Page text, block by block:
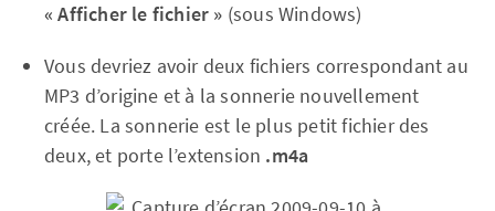
« Afficher le fichier » (sous Windows)
Vous devriez avoir deux fichiers correspondant au
MP3 d’origine et à la sonnerie nouvellement
créée. La sonnerie est le plus petit fichier des
deux, et porte l’extension .m4a